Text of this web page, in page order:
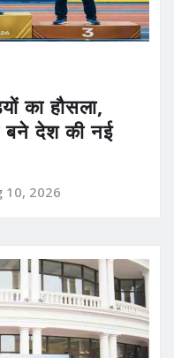
का हौसला,
बने देश की नई
10, 2026